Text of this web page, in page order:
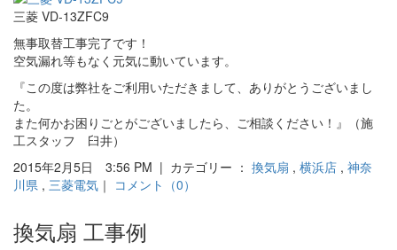
三菱 VD-13ZFC9
無事取替工事完了です！
空気漏れ等もなく元気に動いています。
『この度は弊社をご利用いただきまして、ありがとうございまし
た。
また何かお困りごとがございましたら、ご相談ください！』（施
工スタッフ 臼井）
2015年2月5日 3:56 PM | カテゴリー ： 換気扇 , 横浜店 , 神奈
川県 , 三菱電気 ｜ コメント（0）
換気扇 工事例